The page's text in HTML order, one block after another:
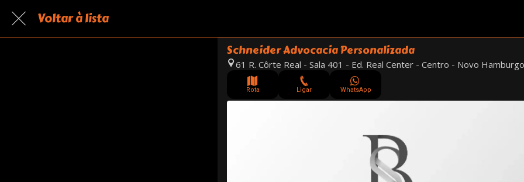
Voltar à lista
Schneider Advocacia Personalizada
61 R. Côrte Real - Sala 401 - Ed. Real Center - Centro - Novo Hamburgo
Rota Ligar WhatsApp